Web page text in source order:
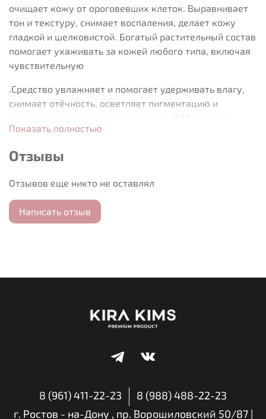
очищает кожу от ороговевших клеток. Выравнивает
тон и текстуру, снимает воспаления, делает кожу
гладкой и шелковистой. Богатый растительный состав
помогает ухаживать за кожей любого типа, включая
чувствительную
.Средство увлажняет и помогает удерживать влагу,
снимает отёчность, осветляет пигментацию и
предотвращает появление морщин. Эффективно
удаляет сальные пробки и сужает поры.
Способ применения: нанести сухими руками пилинг-
массировать легкими круговыми движениями до тех
пор, пока средство не перестанет скатываться. Смыть
водой. Рекомендуется применять 1-2 раза в неделю.
Показать полностью
Отзывы
Отзывов еще никто не оставлял
Написать отзыв
8 (961) 411-22-23
8 (988) 488-22-23
г. Ростов - на-Дону , пр. Ворошиловский 50/87 |